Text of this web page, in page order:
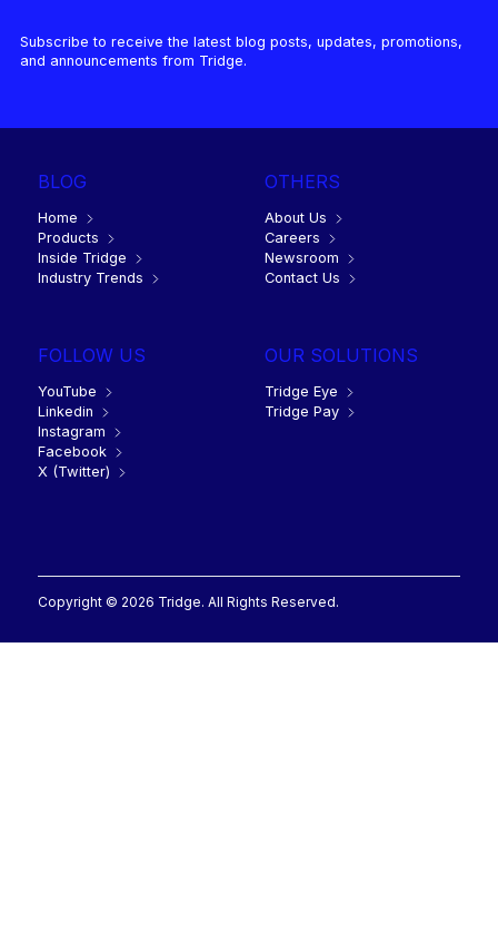
Subscribe to receive the latest blog posts, updates, promotions,
and announcements from Tridge.
BLOG
Home
Products
Inside Tridge
Industry Trends
OTHERS
About Us
Careers
Newsroom
Contact Us
FOLLOW US
YouTube
Linkedin
Instagram
Facebook
X (Twitter)
OUR SOLUTIONS
Tridge Eye
Tridge Pay
Copyright © 2026 Tridge. All Rights Reserved.